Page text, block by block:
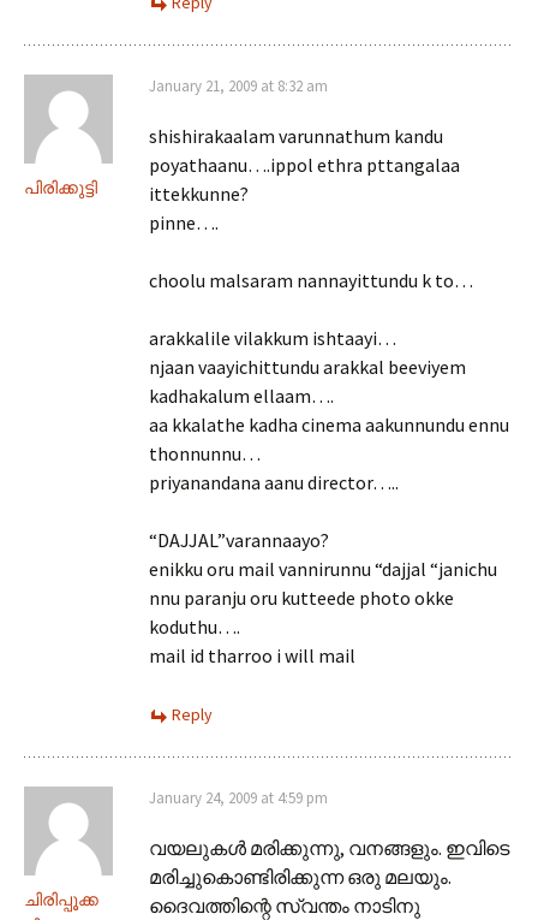
പിരിക്കുട്ടി
January 21, 2009 at 8:32 am
shishirakaalam varunnathum kandu
poyathaanu….ippol ethra pttangalaa
ittekkunne?
pinne….
choolu malsaram nannayittundu k to…
arakkalile vilakkum ishtaayi…
njaan vaayichittundu arakkal beeviyem
kadhakalum ellaam….
aa kkalathe kadha cinema aakunnundu ennu
thonnunnu…
priyanandana aanu director…..
“DAJJAL”varannaayo?
enikku oru mail vannirunnu “dajjal “janichu
nnu paranju oru kutteede photo okke
koduthu….
mail id tharroo i will mail
Reply
ചിരിപ്പൂക്ക
January 24, 2009 at 4:59 pm
വയലുകള്‍ മരിക്കുന്നു, വനങ്ങളും. ഇവിടെ
മരിച്ചുകൊണ്ടിരിക്കുന്ന ഒരു മലയും.
ദൈവത്തിന്റെ സ്വന്തം നാടിനു